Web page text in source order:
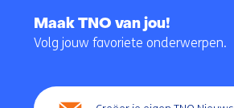
navigatie
Maak TNO van jou!
Volg jouw favoriete onderwerpen.